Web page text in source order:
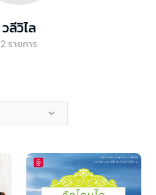
วลีวิไล
2รายการ